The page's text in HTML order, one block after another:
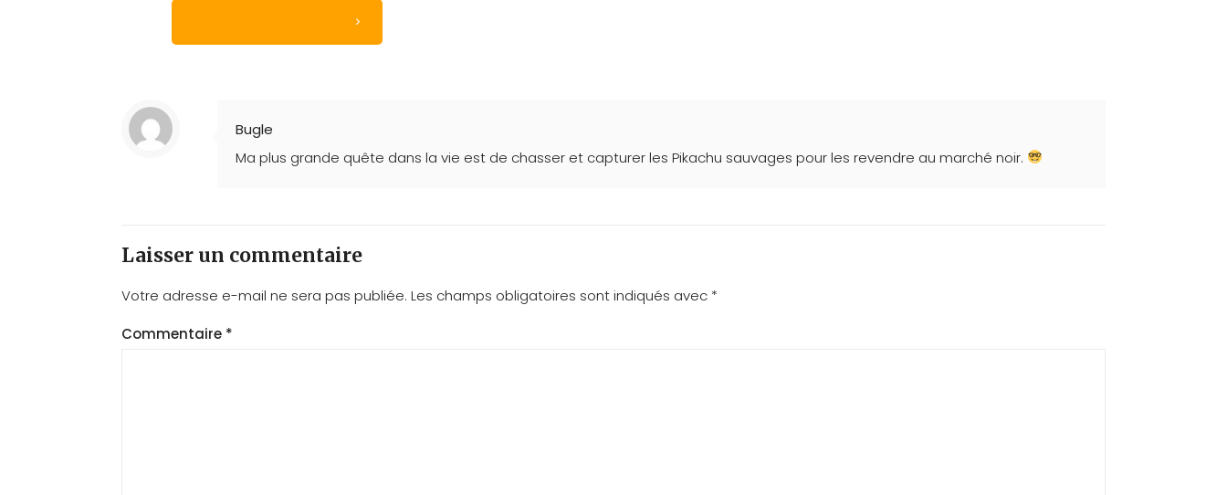
Bugle
Ma plus grande quête dans la vie est de chasser et capturer les Pikachu sauvages pour les revendre au marché noir.
Laisser un commentaire
Votre adresse e-mail ne sera pas publiée. Les champs obligatoires sont indiqués avec *
Commentaire *